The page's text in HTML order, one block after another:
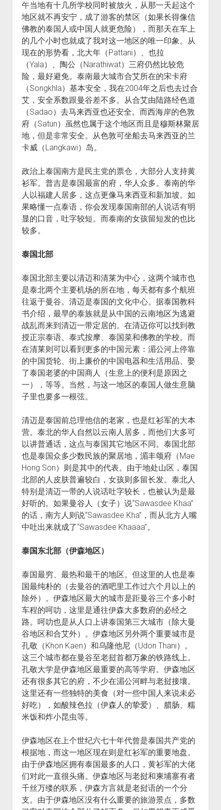
午当地有十几所学校同时被放火，从那一天起这个
地区就不再安宁，成了游客的禁区（如果长得像信
佛教的泰国人或中国人就更危险），而那天在车上
的几个小时也就成了我对这一地区的唯一印象。从
现在的形势看，北大年（Pattani）、也拉
（Yala）、陶公（Narathiwat）三府仍然比较危
险，最好避免。泰南最大城市合艾所在的宋卡府
（Songkhla）基本安全，我在2004年之后也去过合
艾，安全系数跟曼谷差不多。从合艾由陆路经色道
（Sadao）去马来西亚也还安全。而西海岸的色敦
府（Satun）虽然也属于这个地区而且是穆斯林聚居
地，但是非常安全。从色敦可坐船去马来西亚的兰
卡威（Langkawi）岛。
政治上泰国南方是民主党的票仓，大部分人支持黄
衫军。普吉是泰国最富的府，华人众多。泰南的华
人以福建人居多，这点更像马来西亚和新加坡。如
果略懂一点泰语，你会发现泰国南部的人说话有明
显的口音，吐字较短。而泰南的女孩留短发的也比
较多。
泰国北部
泰国北部主要以清迈和清莱为中心，这两个城市也
是泰北两个主要机场的所在地，每天都有多个航班
往返于曼谷。清迈是泰国的文化中心。据泰国教科
书介绍，最早的泰族就是从中国的云南地区为逃避
战乱而来到清迈一带定居的。在清迈你可以找到教
授正宗泰语、泰式按摩、泰国菜和佛教的学校。而
在清莱则可以看到更多的中国元素：湄公河上停靠
的中国货轮、街上廉价的中国电器和生活用品、娶
了泰国老婆的中国商人（生意上的便利是原因之
一），等等。当然，与这一地区的泰国人做生意脑
子里也要多一根弦。
清迈是泰国前总理他信的老家，也是红衫军的大本
营。泰北的华人自然以云南人居多，而他们大多可
以讲普通话，这点与泰国其它地区不同。泰国北部
也是泰国众多少数民族的聚居地，湄丰颂府（Mae
Hong Son）则是其中的代表。由于地处山区，泰国
北部的人皮肤普遍较白，女孩则多留长发。泰北人
特别是清迈一带的人说话吐字较长，也被认为是最
好听的。如果曼谷人（女子）说“Sawasdee Khaa”
的话，南方人则说“Sawasdee Kha”，而从北方人嘴
中吐出来就成了“Sawasdee Khaaaa”。
泰国东北部（伊森地区）
泰国最穷、最热和最干的地区。但这里的人也是泰
国最纯朴的（去曼谷的酒吧里工作过六个月以上的
除外）。伊森地区最大的城市是距曼谷三个多小时
车程的呵叻，这里是通往伊森大多数府的必经之
路。呵叻也是从人口上讲泰国第三大城市（除大曼
谷地区和合艾外）。伊森地区另外两个重要城市是
孔敬（Khon Kaen）和乌隆他尼（Udon Thani）。
这三个城市都在曼谷至老挝首都万象的铁路线上。
孔敬大学是伊森地区最重要的高等学府。伊森地区
还有很多其它的府，不少在湄公河畔与老挝接壤。
这里还有一些独特的美食（对一些中国人来说未必
好吃），如酸辣色拉（伊森人的挚爱）、腊肠、糯
米饭和炸小昆虫等。
伊森地区在上个世纪六七十年代曾是泰国共产党的
根据地，而这一地区现在则是红衫军的重要地盘。
由于伊森地区拥有泰国最多的人口，黄衫军的大佬
们对此一直很头痛。伊森地区与老挝和柬埔寨有者
千丝万缕的联系，伊森方言就是老挝语的一个分
支。由于伊森地区没有什么重要的旅游景点，多数